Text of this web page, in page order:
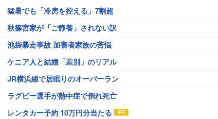
猛暑でも「冷房を控える」7割超
秋篠宮家が「ご静養」されない訳
池袋暴走事故 加害者家族の苦悩
ケニア人と結婚「差別」のリアル
JR横浜線で居眠りのオーバーラン
ラグビー選手が熱中症で倒れ死亡
レンタカー予約 10万円分当たる